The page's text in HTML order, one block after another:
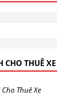
CHO THUÊ XE
Thuê Xe